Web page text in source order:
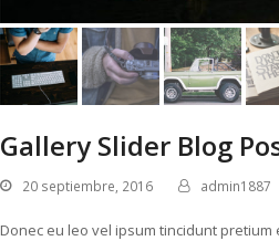
Gallery Slider Blog
20 septiembre, 2016 admin1887
Donec eu leo vel ipsum tincidunt